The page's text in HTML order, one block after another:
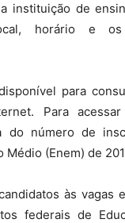
instituição de
horário e os
para
Para
do número de
Médio (Enem) de
às vagas
federais de